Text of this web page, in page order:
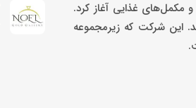
دارویی و مکمل‌های غذایی آغاز کرد.
این شرکت که زیرمجموعه